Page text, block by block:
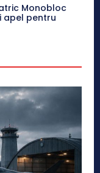
Monobloc
apel pentru